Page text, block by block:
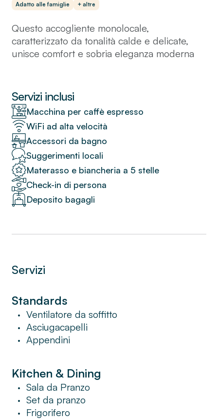
Adatto alle famiglie + altre
Questo accogliente monolocale,
caratterizzato da tonalità calde e delicate,
unisce comfort e sobria eleganza moderna
e ben studiato, pensato per un soggiorno
fluido e piacevole. Dettagli curati e una
palette cromatica armoniosa riflettono il
carattere del quindicesimo arrondissement,
creando un’atmosfera parigina calda e
accogliente.
Servizi inclusi
Macchina per caffè espresso
WiFi ad alta velocità
Accessori da bagno
Suggerimenti locali
Materasso e biancheria a 5 stelle
Check-in di persona
Deposito bagagli
Servizi
Standards
• Ventilatore da soffitto
• Asciugacapelli
• Appendini
Kitchen & Dining
• Sala da Pranzo
• Set da pranzo
• Frigorifero